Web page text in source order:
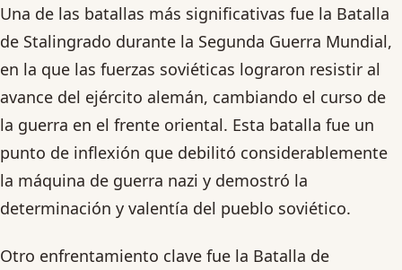
Una de las batallas más significativas fue la Batalla
de Stalingrado durante la Segunda Guerra Mundial,
en la que las fuerzas soviéticas lograron resistir al
avance del ejército alemán, cambiando el curso de
la guerra en el frente oriental. Esta batalla fue un
punto de inflexión que debilitó considerablemente
la máquina de guerra nazi y demostró la
determinación y valentía del pueblo soviético.
Otro enfrentamiento clave fue la Batalla de